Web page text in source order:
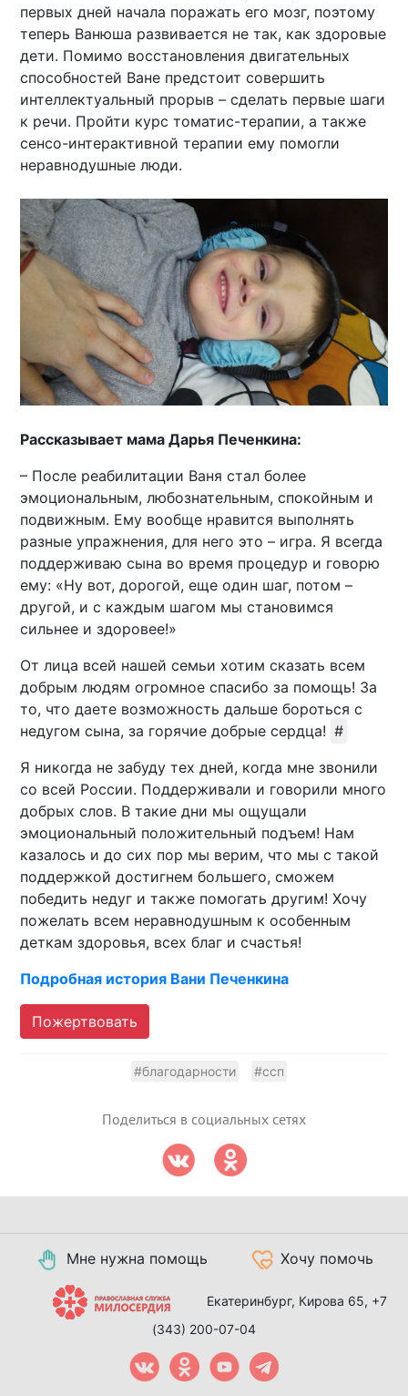
первых дней начала поражать его мозг, поэтому
теперь Ванюша развивается не так, как здоровые
дети. Помимо восстановления двигательных
способностей Ване предстоит совершить
интеллектуальный прорыв – сделать первые шаги
к речи. Пройти курс томатис-терапии, а также
сенсо-интерактивной терапии ему помогли
неравнодушные люди.
Рассказывает мама Дарья Печенкина:
– После реабилитации Ваня стал более
эмоциональным, любознательным, спокойным и
подвижным. Ему вообще нравится выполнять
разные упражнения, для него это – игра. Я всегда
поддерживаю сына во время процедур и говорю
ему: «Ну вот, дорогой, еще один шаг, потом –
другой, и с каждым шагом мы становимся
сильнее и здоровее!»
От лица всей нашей семьи хотим сказать всем
добрым людям огромное спасибо за помощь! За
то, что даете возможность дальше бороться с
недугом сына, за горячие добрые сердца! #
Я никогда не забуду тех дней, когда мне звонили
со всей России. Поддерживали и говорили много
добрых слов. В такие дни мы ощущали
эмоциональный положительный подъем! Нам
казалось и до сих пор мы верим, что мы с такой
поддержкой достигнем большего, сможем
победить недуг и также помогать другим! Хочу
пожелать всем неравнодушным к особенным
деткам здоровья, всех благ и счастья!
Подробная история Вани Печенкина
Пожертвовать
#благодарности #ссп
Поделиться в социальных сетях
Мне нужна помощь Хочу помочь
Екатеринбург, Кирова 65, +7
(343) 200-07-04